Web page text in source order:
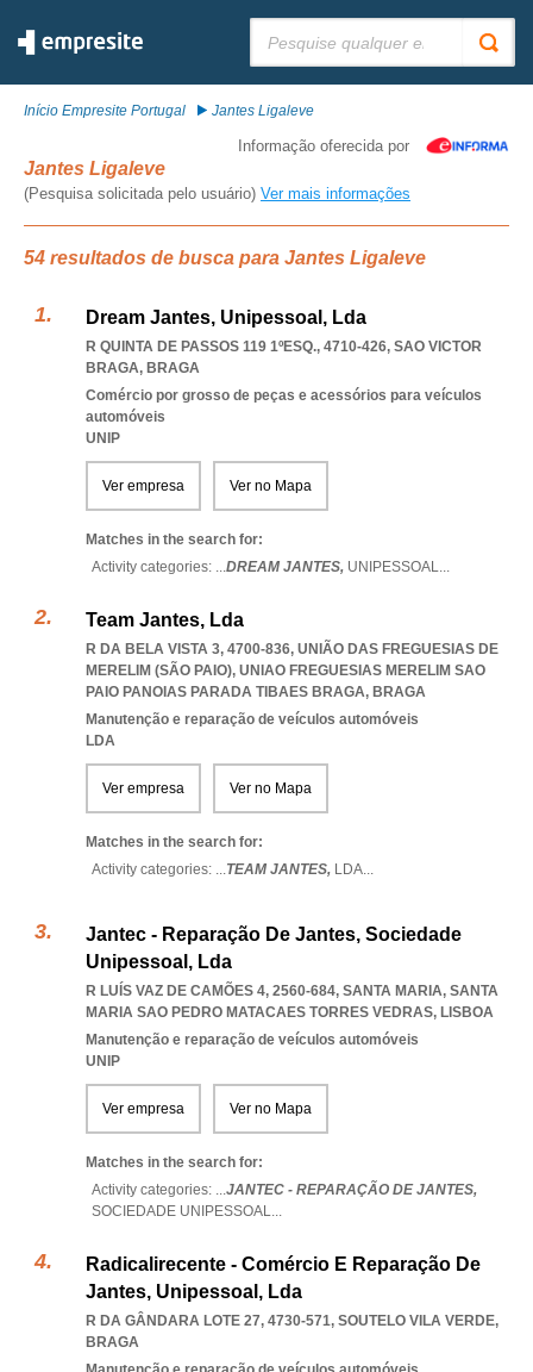
Início Empresite Portugal Jantes Ligaleve
Informação oferecida por
Jantes Ligaleve
(Pesquisa solicitada pelo usuário) Ver mais informações
54 resultados de busca para Jantes Ligaleve
Dream Jantes, Unipessoal, Lda
R QUINTA DE PASSOS 119 1ºESQ., 4710-426, SAO VICTOR
BRAGA, BRAGA
Comércio por grosso de peças e acessórios para veículos
automóveis
UNIP
Ver empresa Ver no Mapa
Matches in the search for:
Activity categories: ...DREAM JANTES, UNIPESSOAL...
Team Jantes, Lda
R DA BELA VISTA 3, 4700-836, UNIÃO DAS FREGUESIAS DE
MERELIM (SÃO PAIO), UNIAO FREGUESIAS MERELIM SAO
PAIO PANOIAS PARADA TIBAES BRAGA, BRAGA
Manutenção e reparação de veículos automóveis
LDA
Ver empresa Ver no Mapa
Matches in the search for:
Activity categories: ...TEAM JANTES, LDA...
Jantec - Reparação De Jantes, Sociedade
Unipessoal, Lda
R LUÍS VAZ DE CAMÕES 4, 2560-684, SANTA MARIA, SANTA
MARIA SAO PEDRO MATACAES TORRES VEDRAS, LISBOA
Manutenção e reparação de veículos automóveis
UNIP
Ver empresa Ver no Mapa
Matches in the search for:
Activity categories: ...JANTEC - REPARAÇÃO DE JANTES,
SOCIEDADE UNIPESSOAL...
Radicalirecente - Comércio E Reparação De
Jantes, Unipessoal, Lda
R DA GÂNDARA LOTE 27, 4730-571, SOUTELO VILA VERDE,
BRAGA